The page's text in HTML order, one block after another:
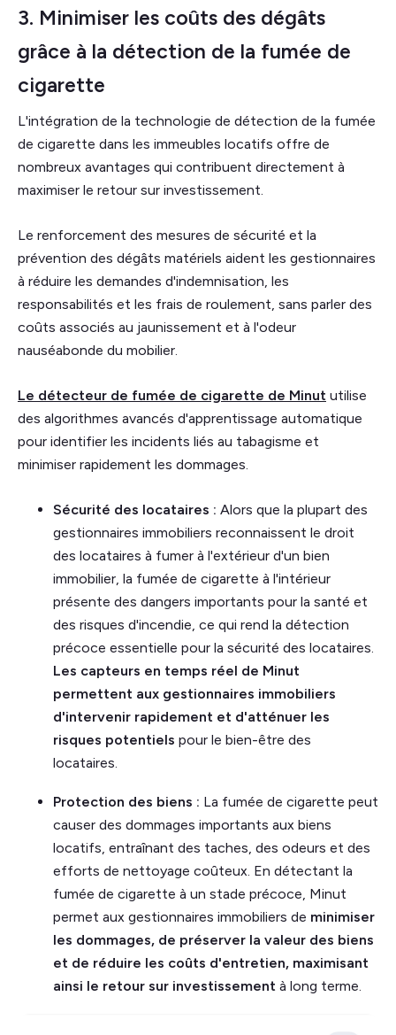
3. Minimiser les coûts des dégâts
grâce à la détection de la fumée de
cigarette
L'intégration de la technologie de détection de la fumée
de cigarette dans les immeubles locatifs offre de
nombreux avantages qui contribuent directement à
maximiser le retour sur investissement.
Le renforcement des mesures de sécurité et la
prévention des dégâts matériels aident les gestionnaires
à réduire les demandes d'indemnisation, les
responsabilités et les frais de roulement, sans parler des
coûts associés au jaunissement et à l'odeur
nauséabonde du mobilier.
Le détecteur de fumée de cigarette de Minut utilise
des algorithmes avancés d'apprentissage automatique
pour identifier les incidents liés au tabagisme et
minimiser rapidement les dommages.
Sécurité des locataires : Alors que la plupart des
gestionnaires immobiliers reconnaissent le droit
des locataires à fumer à l'extérieur d'un bien
immobilier, la fumée de cigarette à l'intérieur
présente des dangers importants pour la santé et
des risques d'incendie, ce qui rend la détection
précoce essentielle pour la sécurité des locataires.
Les capteurs en temps réel de Minut
permettent aux gestionnaires immobiliers
d'intervenir rapidement et d'atténuer les
risques potentiels pour le bien-être des
locataires.
Protection des biens : La fumée de cigarette peut
causer des dommages importants aux biens
locatifs, entraînant des taches, des odeurs et des
efforts de nettoyage coûteux. En détectant la
fumée de cigarette à un stade précoce, Minut
permet aux gestionnaires immobiliers de minimiser
les dommages, de préserver la valeur des biens
et de réduire les coûts d'entretien, maximisant
ainsi le retour sur investissement à long terme.